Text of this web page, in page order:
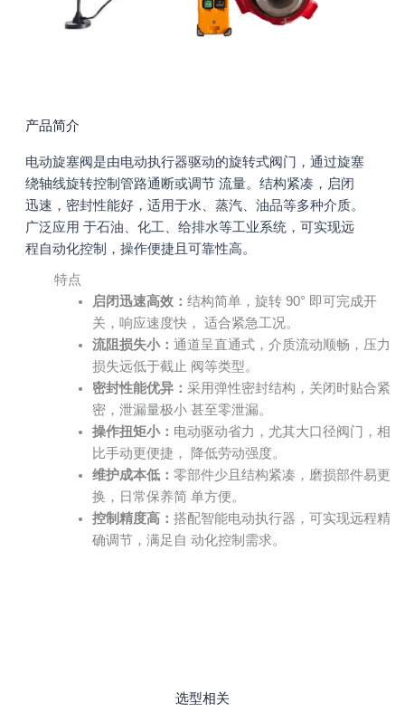
产品简介
电动旋塞阀是由电动执行器驱动的旋转式阀门，通过旋塞
绕轴线旋转控制管路通断或调节 流量。结构紧凑，启闭
迅速，密封性能好，适用于水、蒸汽、油品等多种介质。
广泛应用 于石油、化工、给排水等工业系统，可实现远
程自动化控制，操作便捷且可靠性高。
特点
启闭迅速高效：结构简单，旋转 90° 即可完成开
关，响应速度快， 适合紧急工况。
流阻损失小：通道呈直通式，介质流动顺畅，压力
损失远低于截止 阀等类型。
密封性能优异：采用弹性密封结构，关闭时贴合紧
密，泄漏量极小 甚至零泄漏。
操作扭矩小： 电动驱动省力，尤其大口径阀门，相
比手动更便捷， 降低劳动强度。
维护成本低：零部件少且结构紧凑，磨损部件易更
换，日常保养简 单方便。
控制精度高：搭配智能电动执行器，可实现远程精
确调节，满足自 动化控制需求。
选型相关